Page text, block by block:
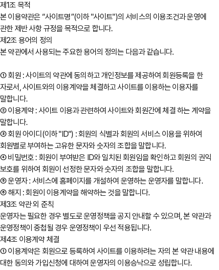
제1조 목적
본 이용약관은 “사이트명”(이하 "사이트")의 서비스의 이용조건과 운영에
관한 제반 사항 규정을 목적으로 합니다.
제2조 용어의 정의
본 약관에서 사용되는 주요한 용어의 정의는 다음과 같습니다.
① 회원 : 사이트의 약관에 동의하고 개인정보를 제공하여 회원등록을 한
자로서, 사이트와의 이용계약을 체결하고 사이트를 이용하는 이용자를
말합니다.
② 이용계약 : 사이트 이용과 관련하여 사이트와 회원간에 체결 하는 계약을
말합니다.
③ 회원 아이디(이하 "ID") : 회원의 식별과 회원의 서비스 이용을 위하여
회원별로 부여하는 고유한 문자와 숫자의 조합을 말합니다.
④ 비밀번호 : 회원이 부여받은 ID와 일치된 회원임을 확인하고 회원의 권익
보호를 위하여 회원이 선정한 문자와 숫자의 조합을 말합니다.
⑤ 운영자 : 서비스에 홈페이지를 개설하여 운영하는 운영자를 말합니다.
⑥ 해지 : 회원이 이용계약을 해약하는 것을 말합니다.
제3조 약관 외 준칙
운영자는 필요한 경우 별도로 운영정책을 공지 안내할 수 있으며, 본 약관과
운영정책이 중첩될 경우 운영정책이 우선 적용됩니다.
제4조 이용계약 체결
① 이용계약은 회원으로 등록하여 사이트를 이용하려는 자의 본 약관 내용에
대한 동의와 가입신청에 대하여 운영자의 이용승낙으로 성립합니다.